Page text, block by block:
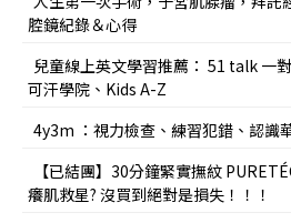
腔鏡紀錄＆心得
兒童線上英文學習推薦： 51 talk 一
可汗學院、Kids A-Z
4y3m ：視力檢查、練習犯錯、認識
【已結團】30分鐘緊實撫紋
癢肌救星? 沒買到絕對是損失！！！